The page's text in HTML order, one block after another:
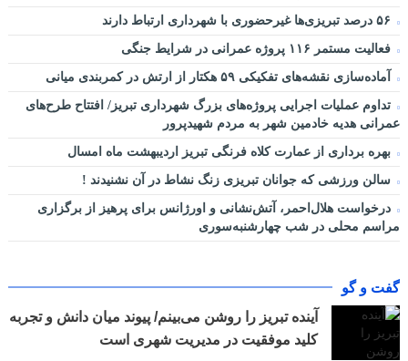
فعالیت مستمر ۱۱۶ پروژه عمرانی در شرایط جنگی
آماده‌سازی نقشه‌های تفکیکی ۵۹ هکتار از ارتش در کمربندی میانی
تداوم عملیات اجرایی پروژه‌های بزرگ شهرداری تبریز/ افتتاح طرح‌های
عمرانی هدیه خادمین شهر به مردم شهیدپرور
بهره برداری از عمارت کلاه فرنگی تبریز اردیبهشت ماه امسال
سالن ورزشی که جوانان تبریزی زنگ نشاط در آن نشنیدند !
درخواست هلال‌احمر، آتش‌نشانی و اورژانس برای پرهیز از برگزاری
مراسم محلی در شب چهارشنبه‌سوری
گفت و گو
آینده تبریز را روشن می‌بینم/ پیوند میان دانش و تجربه
کلید موفقیت در مدیریت شهری است